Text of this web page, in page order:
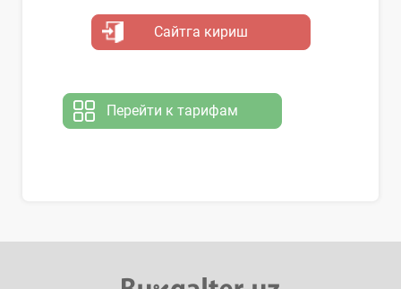
Сайтга кириш
Перейти к тарифам